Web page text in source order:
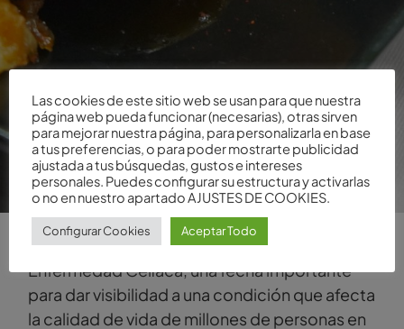
El 27 de mayo se celebra el Día de la
Enfermedad Celíaca, una fecha importante
para dar visibilidad a una condición que afecta
la calidad de vida de millones de personas en
Las cookies de este sitio web se usan para que nuestra
página web pueda funcionar (necesarias), otras sirven
para mejorar nuestra página, para personalizarla en base
a tus preferencias, o para poder mostrarte publicidad
ajustada a tus búsquedas, gustos e intereses
personales. Puedes configurar su estructura y activarlas
o no en nuestro apartado AJUSTES DE COOKIES.
Configurar Cookies Aceptar Todo